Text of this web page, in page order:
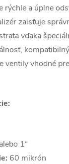
rýchle a úplne
zaisťuje
vďaka
ventily vhodné
1“
60 mikrón